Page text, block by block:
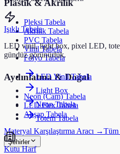
Plastik & Akrilik
Pleksi Tabela
Akrilik Tabela
PVC Tabela
Vinil Tabela
Folyo Tabela
Aydınlatma & Doğal
Neon (Cam) Tabela
LED Flex Tabela
Ahşap Tabela
Materyal Karşılaştırma Aracı →
Şehirler
Işıklı Tabela
LED vinil, light box, pixel LED,
gündüz görünürlük.
LED Vinil Tabela
Light Box
Neon Tabela
Totem Tabela
Kutu Harf